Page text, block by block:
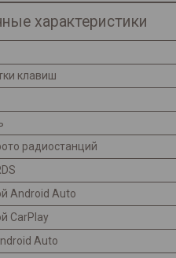
характеристики
клавиш
радиостанций
Android Auto
CarPlay
Auto